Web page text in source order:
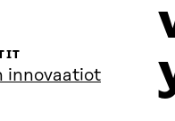
innovaatiot